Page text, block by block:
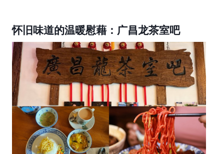
怀旧味道的温暖慰藉：广昌龙茶室吧